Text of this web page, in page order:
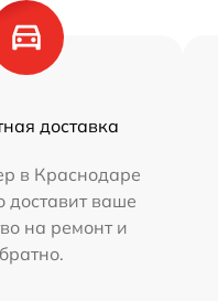
доставка
в Краснодаре
доставит ваше
на ремонт и